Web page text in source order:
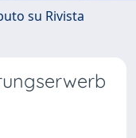
su Rivista